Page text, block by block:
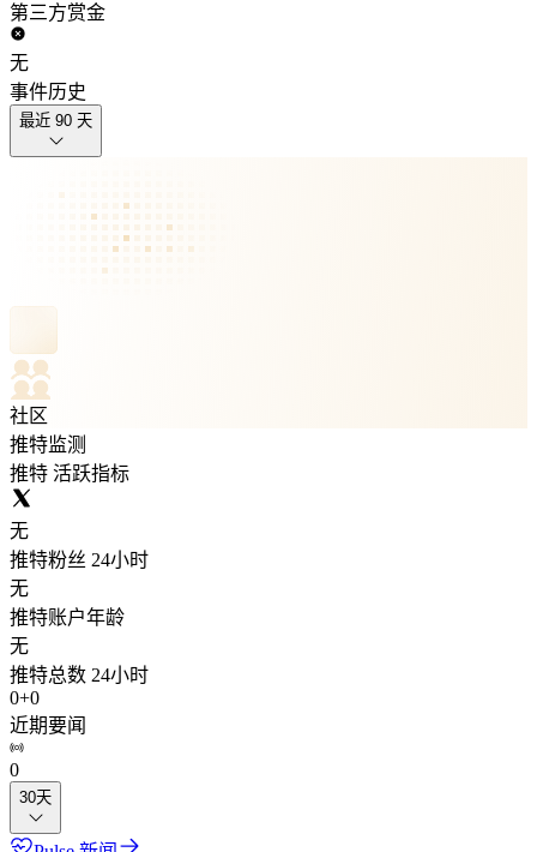
第三方赏金
无
事件历史
最近 90 天
社区
推特监测
推特 活跃指标
无
推特粉丝 24小时
无
推特账户年龄
无
推特总数 24小时
0+0
近期要闻
0
30天